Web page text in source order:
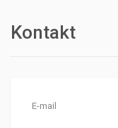
Kontakt
E-mail